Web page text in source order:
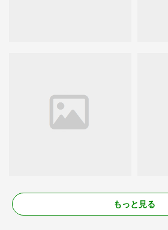
もっと見る